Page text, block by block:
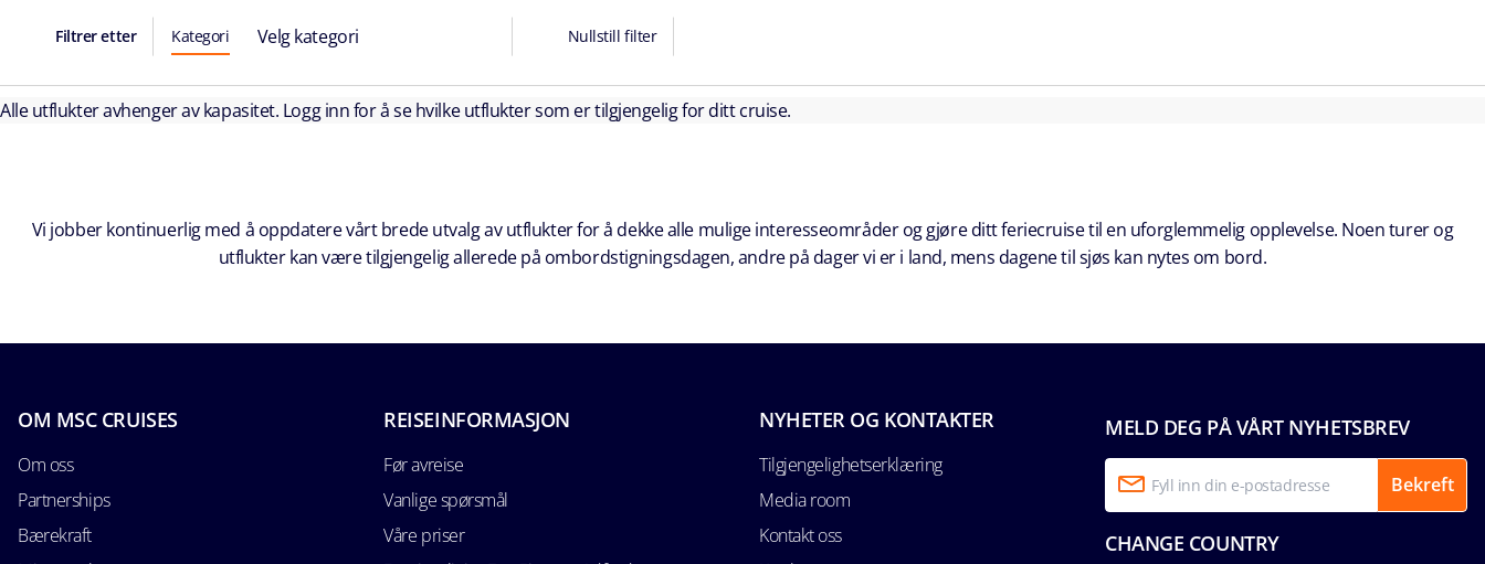
Filtrer etter Kategori Velg kategori Nullstill filter
Alle utflukter avhenger av kapasitet. Logg inn for å se hvilke utflukter som er tilgjengelig for ditt cruise.
Vi jobber kontinuerlig med å oppdatere vårt brede utvalg av utflukter for å dekke alle mulige interesseområder og gjøre ditt feriecruise til en uforglemmelig opplevelse. Noen turer og
utflukter kan være tilgjengelig allerede på ombordstigningsdagen, andre på dager vi er i land, mens dagene til sjøs kan nytes om bord.
MELD DEG PÅ VÅRT NYHETSBREV
Bekreft
CHANGE COUNTRY
OM MSC CRUISES
Om oss
Partnerships
Bærekraft
REISEINFORMASJON
Før avreise
Vanlige spørsmål
Våre priser
NYHETER OG KONTAKTER
Tilgjengelighetserklæring
Media room
Kontakt oss